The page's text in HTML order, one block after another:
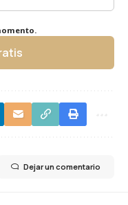
Dejar un comentario